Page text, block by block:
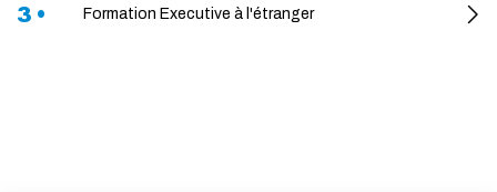
3 • Formation Executive à l'étranger